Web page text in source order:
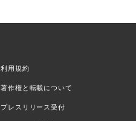
利用規約
著作権と転載について
プレスリリース受付